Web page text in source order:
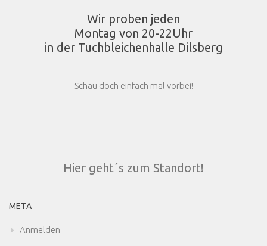
Wir proben jeden
Montag von 20-22Uhr
in der Tuchbleichenhalle Dilsberg
-Schau doch einfach mal vorbei!-
Hier geht´s zum Standort!
META
Anmelden